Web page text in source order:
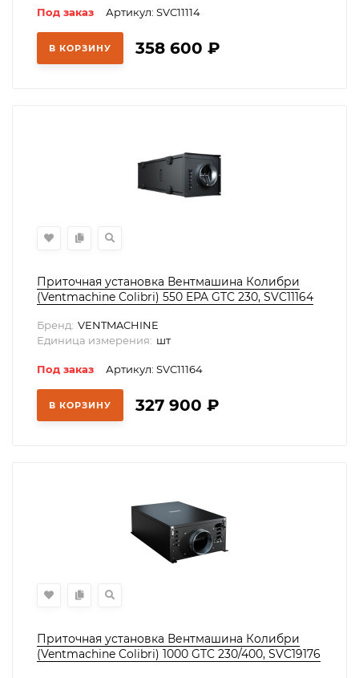
Под заказ Артикул: SVC11114
В КОРЗИНУ 358 600 ₽
Приточная установка Вентмашина Колибри
(Ventmachine Colibri) 550 EPA GTC 230, SVC11164
Бренд: VENTMACHINE
Единица измерения: шт
Под заказ Артикул: SVC11164
В КОРЗИНУ 327 900 ₽
Приточная установка Вентмашина Колибри
(Ventmachine Colibri) 1000 GTC 230/400, SVC19176